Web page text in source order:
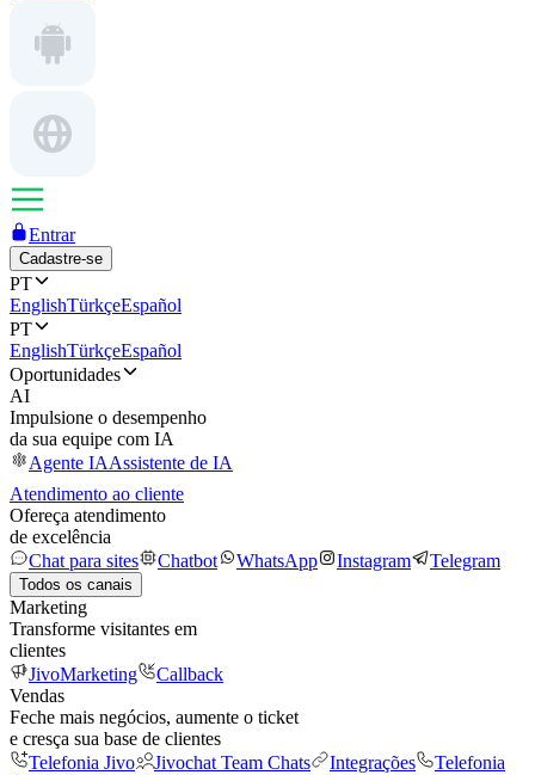
Entrar
Cadastre-se
PT
EnglishTürkçeEspañol
PT
EnglishTürkçeEspañol
Oportunidades
AI
Impulsione o desempenho
da sua equipe com IA
Agente IAAssistente de IA
Atendimento ao cliente
Ofereça atendimento
de excelência
Chat para sites
Chatbot WhatsApp Instagram Telegram
Todos os canais
Marketing
Transforme visitantes em
clientes
JivoMarketing
Callback
Vendas
Feche mais negócios, aumente o ticket
e cresça sua base de clientes
Telefonia Jivo
Jivochat Team Chats Integrações
Telefonia